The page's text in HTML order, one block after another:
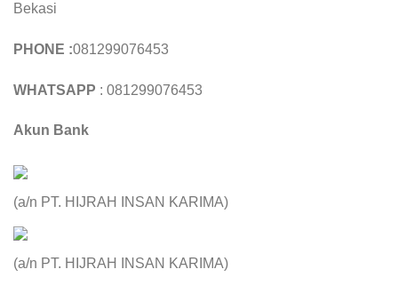
Bekasi
PHONE :081299076453
WHATSAPP : 081299076453
Akun Bank
(a/n PT. HIJRAH INSAN KARIMA)
(a/n PT. HIJRAH INSAN KARIMA)